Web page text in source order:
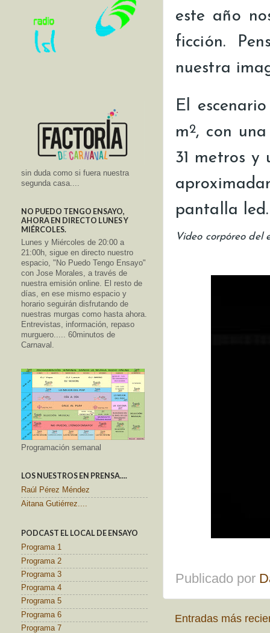
este año
ficción.
nuestra
El
m2, con
31 metros y
pantalla led.
Video corpóreo del
Publicado por
Entradas más
sin duda como si fuera nuestra
segunda casa....
NO PUEDO TENGO ENSAYO,
AHORA EN DIRECTO LUNES Y
MIÉRCOLES.
Lunes y Miércoles de 20:00 a
21:00h, sigue en directo nuestro
espacio, "No Puedo Tengo Ensayo"
con Jose Morales, a través de
nuestra emisión online. El resto de
días, en ese mismo espacio y
horario seguirán disfrutando de
nuestras murgas como hasta ahora.
Entrevistas, información, repaso
murguero..... 60minutos de
Carnaval.
Programación semanal
LOS NUESTROS EN PRENSA....
Raúl Pérez Méndez
Aitana Gutiérrez....
PODCAST EL LOCAL DE ENSAYO
Programa 1
Programa 2
Programa 3
Programa 4
Programa 5
Programa 6
Programa 7